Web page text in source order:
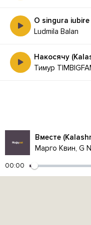
O singura
Ludmila Balan
Накосячу
Тимур
Марго Квин, G
00:00